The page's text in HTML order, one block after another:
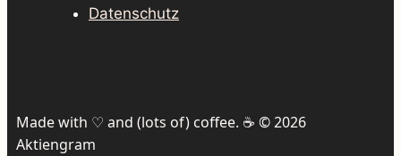
Datenschutz
Made with ♡ and (lots of) coffee. ☕️ © 2026
Aktiengram